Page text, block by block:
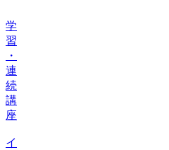
学
習
・
連
続
講
座
イ